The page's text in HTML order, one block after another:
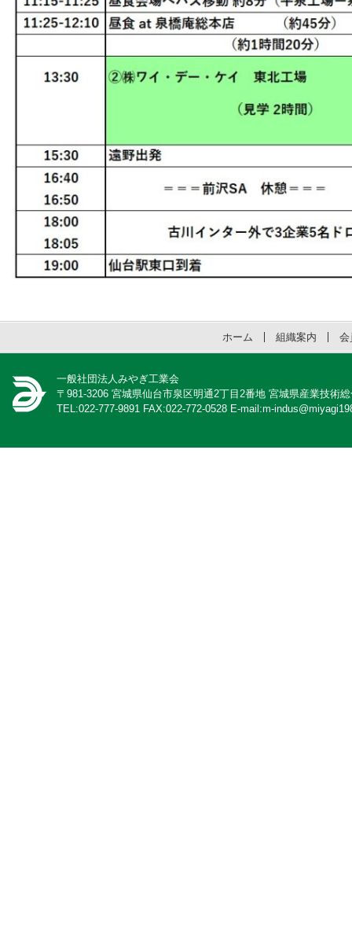
ホーム 組織案内 会
一般社団法人みやぎ工業会
〒981-3206 宮城県仙台市泉区明通2丁目2番地 宮城県産業技術
TEL:022-777-9891 FAX:022-772-0528 E-mail:m-